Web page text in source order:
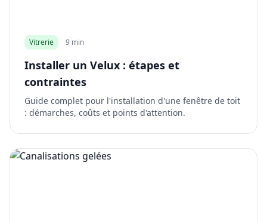
Vitrerie 9 min
Installer un Velux : étapes et
contraintes
Guide complet pour l'installation d'une fenêtre de toit
: démarches, coûts et points d'attention.